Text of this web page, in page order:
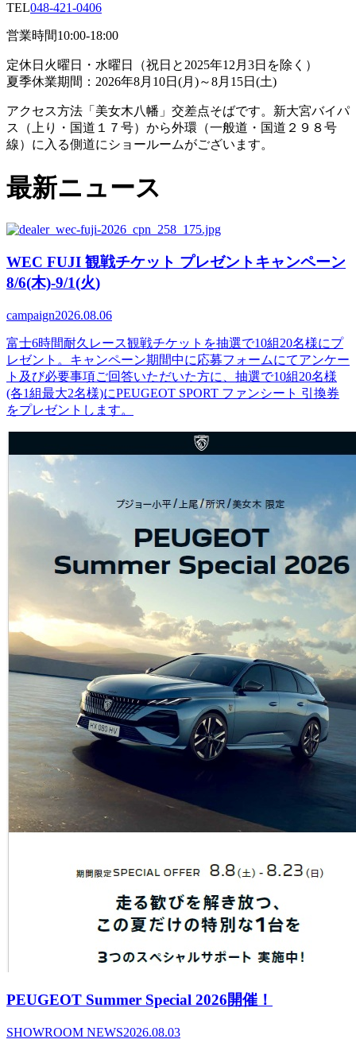
TEL048-421-0406
営業時間10:00-18:00
定休日 火曜日・水曜日（祝日と2025年12月3日を除く）
夏季休業期間：2026年8月10日(月)～8月15日(土)
アクセス方法 「美女木八幡」交差点そばです。新大宮バイパ
ス（上り・国道１７号）から外環（一般道・国道２９８号
線）に入る側道にショールームがございます。
最新ニュース
WEC FUJI 観戦チケット プレゼントキャンペーン
8/6(木)-9/1(火)
campaign2026.08.06
富士6時間耐久レース観戦チケットを抽選で10組20名様にプ
レゼント。キャンペーン期間中に応募フォームにてアンケー
ト及び必要事項ご回答いただいた方に、抽選で10組20名様
(各1組最大2名様)にPEUGEOT SPORT ファンシート 引換券
をプレゼントします。
PEUGEOT Summer Special 2026開催！
SHOWROOM NEWS2026.08.03